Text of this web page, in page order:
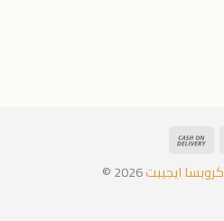
كروبسا ايجيبت2026 ©